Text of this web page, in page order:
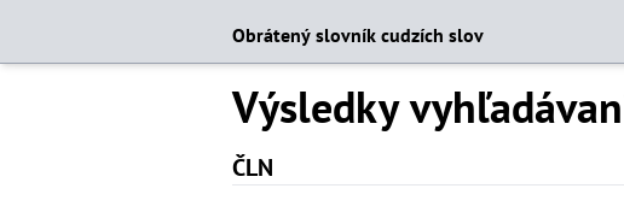
Obrátený slovník cudzích slov
Výsledky
ČLN